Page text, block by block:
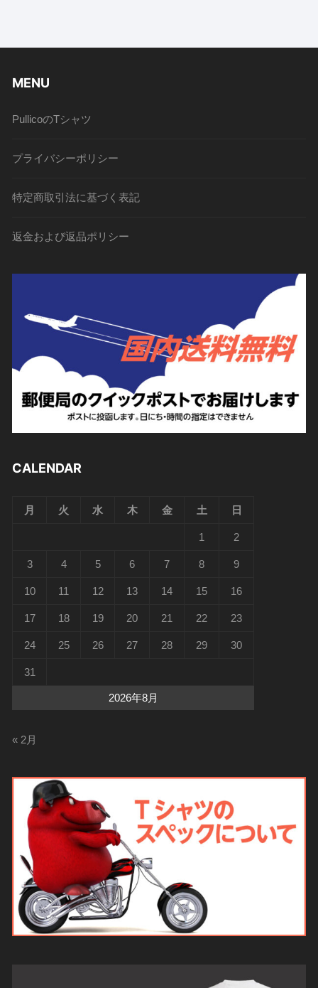
MENU
PullicoのTシャツ
プライバシーポリシー
特定商取引法に基づく表記
返金および返品ポリシー
CALENDAR
2026年8月
月 火 水 木 金 土 日
1 2
3 4 5 6 7 8 9
10 11 12 13 14 15 16
17 18 19 20 21 22 23
24 25 26 27 28 29 30
31
« 2月